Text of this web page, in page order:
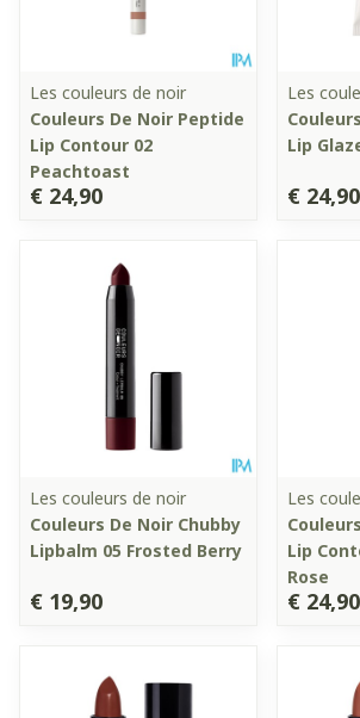
Les couleurs de noir
Couleurs De Noir Peptide
Lip Contour 02
Peachtoast
€ 24,90
Les
Lip
€ 24,90
Les couleurs de noir
Couleurs De Noir Chubby
Lipbalm 05 Frosted Berry
€ 19,90
Les
Lip
Rose
€ 24,90